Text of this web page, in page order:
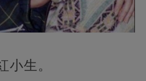
小生。